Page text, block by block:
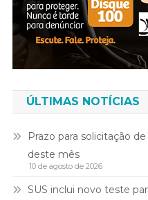
ÚLTIMAS NOTÍCIAS
Prazo para solicitação
deste mês
10 de agosto de 2026
SUS inclui novo teste